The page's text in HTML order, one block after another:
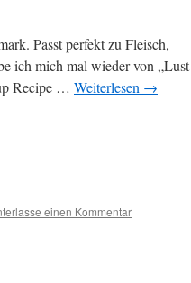
Passt perfekt zu Fleisch,
ich mich mal wieder von „Lust
Recipe … Weiterlesen →
einen Kommentar